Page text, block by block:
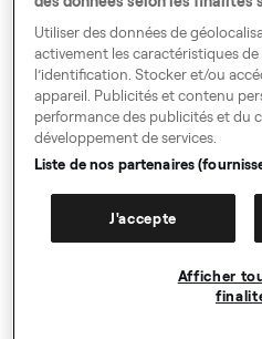
Index égalité hommes - femmes
Speak up!
GTC, Privacy Policy & Cookies
Directives pour les demandes
Utiliser des données de
activement les caractéristiques de
l’identification. Stocker et/ou
appareil. Publicités et contenu
performance des publicités et du
développement de services.
Liste de nos partenaires
J'accepte
Afficher